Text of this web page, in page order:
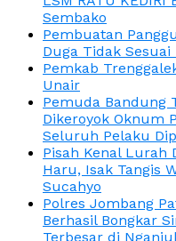
Sembako
Pembuatan
Duga Tidak Sesuai
Pemkab
Unair
Pemuda Bandung
Dikeroyok Oknum
Seluruh Pelaku
Pisah Kenal Lurah
Haru, Isak Tangis
Sucahyo
Polres Jombang
Berhasil Bongkar
Terbesar di